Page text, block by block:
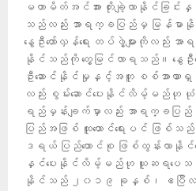
မဟာမိတ်အင်အား တိုးချဲ့လာနိုင်ခ
သည်လည်း အာရက္ခပြည်မှ မြန်မာ
နွေဦးတော်လှန်ရေး တပ်ဖွဲ့များကိုလည်း အ
နိုင်သည်ကို တွေ့မြင်လာရသည်။ နွေဦးတ
ဦးဆောင်နိုင်မှုနှင့်အတူ စစ်အာဏာ
လည်း စွမ်းဆောင်ပေးနိုင်လိမ့်မည်ဟု
ရည်မှန်းချက်မှာလည်း အာရက္ခပြည်သ
ပြည်အဖြစ် ထူထောင်ရေးပင် ဖြစ်
ဒရယ် ပြည်ထောင်စု ဖြစ်ထွန်းလာနိုင်
နှင်ပေးနိုင်လိမ့်မည်ဟု ယူဆရပေသ
နိုင်သည် ၂၀၁၉ ခုနှစ်၊ ဧပြီလ